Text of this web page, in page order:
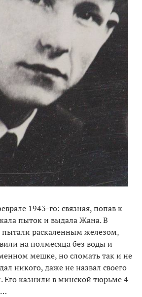
1943-го: связная, попав к
пыток и выдала Жана. В
пытали раскаленным железом,
на полмесяца без воды и
мешке, но сломать так и не
никого, даже не назвал своего
Его казнили в минской тюрьме 4